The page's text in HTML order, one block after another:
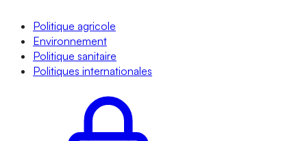
Politique agricole
Environnement
Politique sanitaire
Politiques internationales